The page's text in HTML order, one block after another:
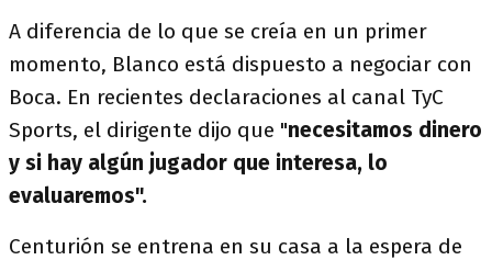
A diferencia de lo que se creía en un primer
momento, Blanco está dispuesto a negociar con
Boca. En recientes declaraciones al canal TyC
Sports, el dirigente dijo que "necesitamos dinero
y si hay algún jugador que interesa, lo
evaluaremos".
Centurión se entrena en su casa a la espera de